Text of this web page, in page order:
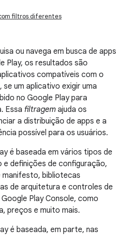
filtros diferentes
ou navega em busca de apps
Play, os resultados são
compatíveis com o
um aplicativo exigir uma
no Google Play para
Essa filtragem ajuda os
a distribuição de apps e a
possível para os usuários.
é baseada em vários tipos de
definições de configuração,
manifesto, bibliotecas
de arquitetura e controles de
Play Console, como
preços e muito mais.
é baseada, em parte, nas